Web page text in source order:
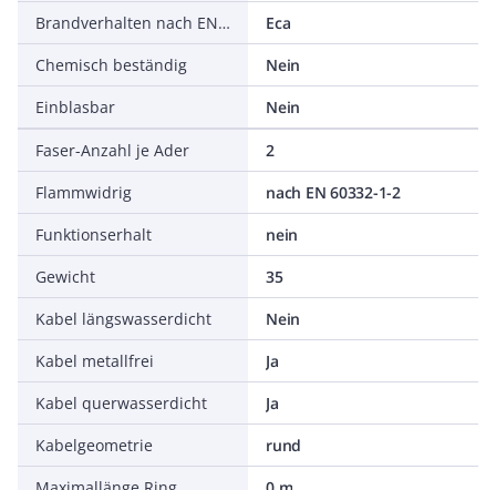
Brandverhalten nach EN 13501-6: Klasse
Eca
Chemisch beständig
Nein
Einblasbar
Nein
Faser-Anzahl je Ader
2
Flammwidrig
nach EN 60332-1-2
Funktionserhalt
nein
Gewicht
35
Kabel längswasserdicht
Nein
Kabel metallfrei
Ja
Kabel querwasserdicht
Ja
Kabelgeometrie
rund